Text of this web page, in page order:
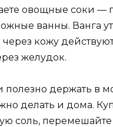
овощные соки —
ванны. Ванга
через кожу
желудок.
полезно держать в
делать и дома.
соль,